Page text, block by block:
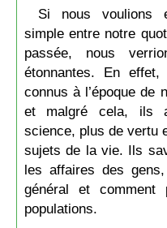
Si nous voulions
simple entre notre
passée, nous
étonnantes. En
connus à l’époque de
et malgré cela, ils
science, plus de vertu
sujets de la vie. Ils
les affaires des
général et
populations.